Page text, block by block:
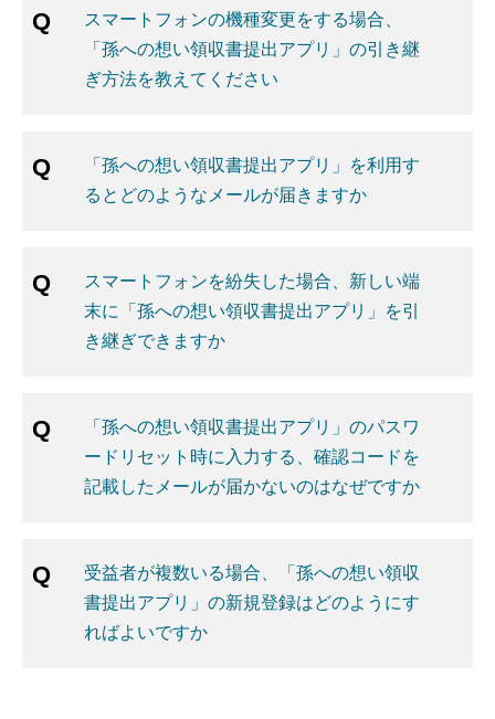
スマートフォンの機種変更をする場合、
「孫への想い領収書提出アプリ」の引き継
ぎ方法を教えてください
「孫への想い領収書提出アプリ」を利用す
るとどのようなメールが届きますか
スマートフォンを紛失した場合、新しい端
末に「孫への想い領収書提出アプリ」を引
き継ぎできますか
「孫への想い領収書提出アプリ」のパスワ
ードリセット時に入力する、確認コードを
記載したメールが届かないのはなぜですか
受益者が複数いる場合、「孫への想い領収
書提出アプリ」の新規登録はどのようにす
ればよいですか